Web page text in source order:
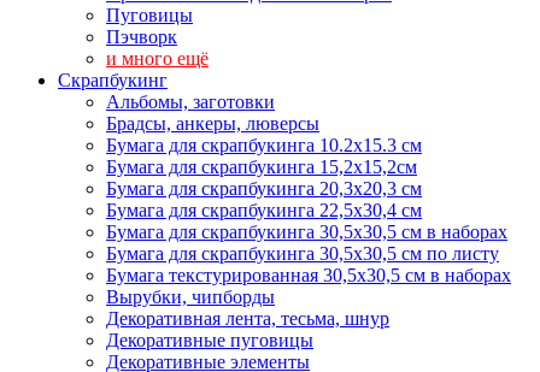
Пуговицы
Пэчворк
и много ещё
Скрапбукинг
Альбомы, заготовки
Брадсы, анкеры, люверсы
Бумага для скрапбукинга 10.2х15.3 см
Бумага для скрапбукинга 15,2х15,2см
Бумага для скрапбукинга 20,3х20,3 см
Бумага для скрапбукинга 22,5х30,4 см
Бумага для скрапбукинга 30,5х30,5 см в наборах
Бумага для скрапбукинга 30,5х30,5 см по листу
Бумага текстурированная 30,5х30,5 см в наборах
Вырубки, чипборды
Декоративная лента, тесьма, шнур
Декоративные пуговицы
Декоративные элементы